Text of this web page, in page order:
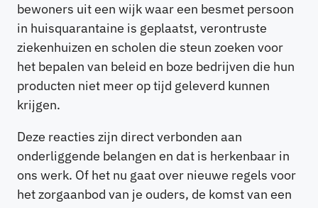
bewoners uit een wijk waar een besmet persoon
in huisquarantaine is geplaatst, verontruste
ziekenhuizen en scholen die steun zoeken voor
het bepalen van beleid en boze bedrijven die hun
producten niet meer op tijd geleverd kunnen
krijgen.
Deze reacties zijn direct verbonden aan
onderliggende belangen en dat is herkenbaar in
ons werk. Of het nu gaat over nieuwe regels voor
het zorgaanbod van je ouders, de komst van een